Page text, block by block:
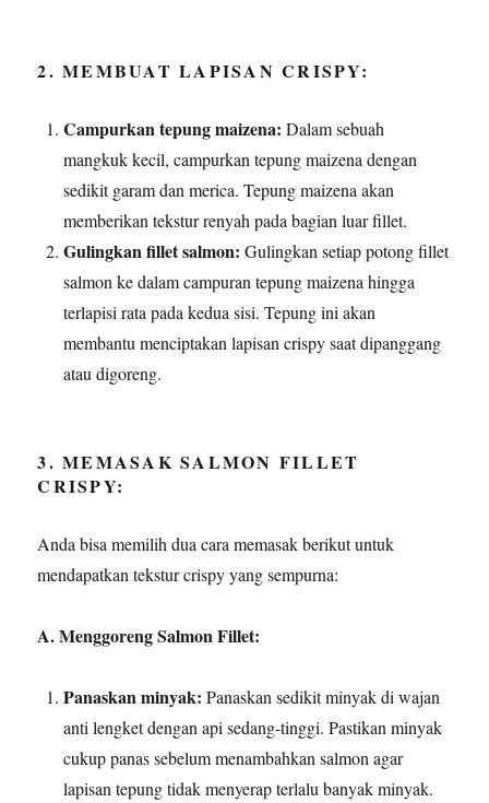
2. MEMBUAT LAPISAN CRISPY:
Campurkan tepung maizena: Dalam sebuah
mangkuk kecil, campurkan tepung maizena dengan
sedikit garam dan merica. Tepung maizena akan
memberikan tekstur renyah pada bagian luar fillet.
Gulingkan fillet salmon: Gulingkan setiap potong fillet
salmon ke dalam campuran tepung maizena hingga
terlapisi rata pada kedua sisi. Tepung ini akan
membantu menciptakan lapisan crispy saat dipanggang
atau digoreng.
3. MEMASAK SALMON FILLET
CRISPY:
Anda bisa memilih dua cara memasak berikut untuk
mendapatkan tekstur crispy yang sempurna:
A. Menggoreng Salmon Fillet:
Panaskan minyak: Panaskan sedikit minyak di wajan
anti lengket dengan api sedang-tinggi. Pastikan minyak
cukup panas sebelum menambahkan salmon agar
lapisan tepung tidak menyerap terlalu banyak minyak.